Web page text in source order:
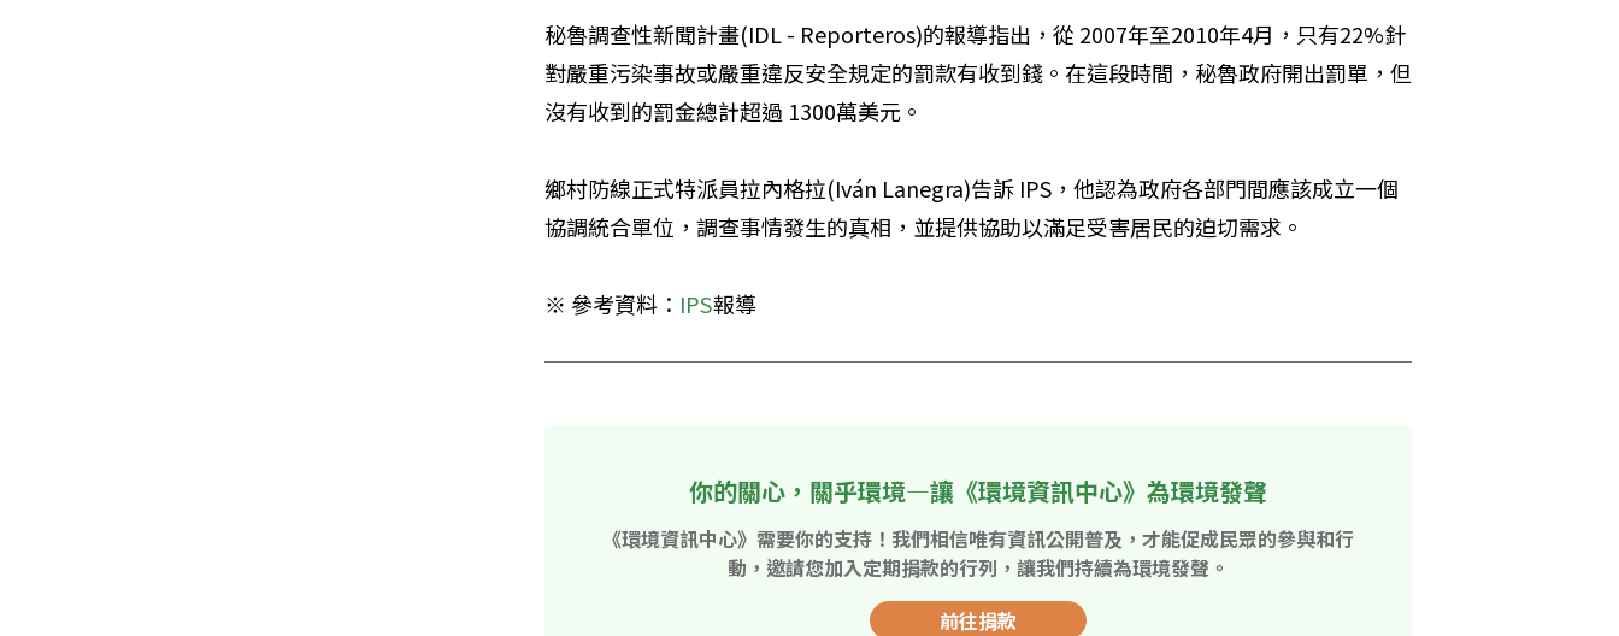
秘魯調查性新聞計畫(IDL - Reporteros)的報導指出，從 2007年至2010年4月，只有22%針
對嚴重污染事故或嚴重違反安全規定的罰款有收到錢。在這段時間，秘魯政府開出罰單，但
沒有收到的罰金總計超過 1300萬美元。
鄉村防線正式特派員拉內格拉(Iván Lanegra)告訴 IPS，他認為政府各部門間應該成立一個
協調統合單位，調查事情發生的真相，並提供協助以滿足受害居民的迫切需求。
※ 參考資料： IPS報導
你的關心，關乎環境—讓《環境資訊中心》為環境發聲
《環境資訊中心》需要你的支持！我們相信唯有資訊公開普及，才能促成民眾的參與和行
動，邀請您加入定期捐款的行列，讓我們持續為環境發聲。
前往捐款